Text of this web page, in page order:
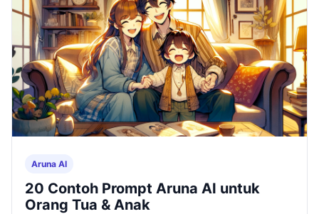
Aruna AI
20 Contoh Prompt Aruna AI untuk
Orang Tua & Anak